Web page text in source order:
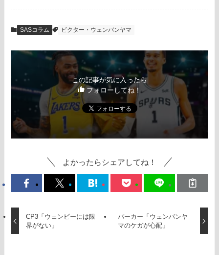
SASコラム ビクター・ウェンバンヤマ
この記事が気に入ったら
フォローしてね！
よかったらシェアしてね！
CP3「ウェンビーには限
界がない」
パーカー「ウェンバンヤ
マのケガが心配」